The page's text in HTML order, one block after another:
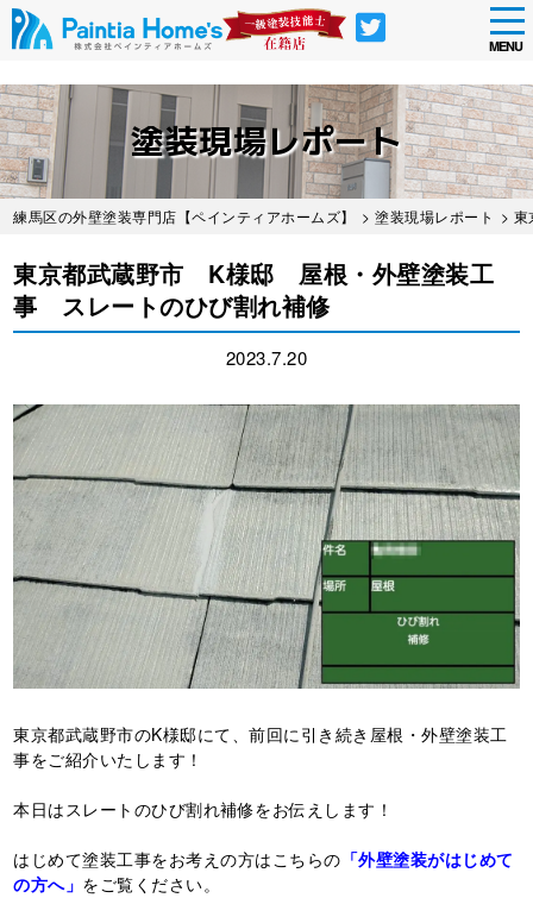
Skip
to
main
content
MENU
塗装現場レポート
練馬区の外壁塗装専門店【ペインティアホームズ】 >塗装現場レポート >
東京都武蔵野市 K様邸 屋根・外壁塗装工
事 スレートのひび割れ補修
2023.7.20
東京都武蔵野市のK様邸にて、前回に引き続き屋根・外壁塗装工
事をご紹介いたします！
本日はスレートのひび割れ補修をお伝えします！
はじめて塗装工事をお考えの方はこちらの 「外壁塗装がはじめて
の方へ」 をご覧ください。